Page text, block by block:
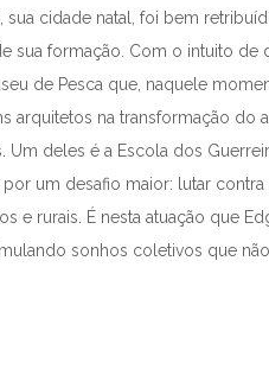
cidade natal, foi bem
sua formação. Com o intuito
de Pesca que, naquele
arquitetos na transformação
deles é a Escola dos
um desafio maior: lutar
rurais. É nesta atuação que
sonhos coletivos que